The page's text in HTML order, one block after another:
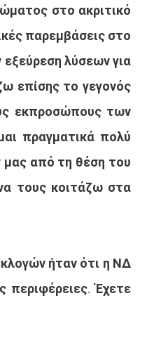
στο ακριτικό
παρεμβάσεις στο
λύσεων για
επίσης το γεγονός
εκπροσώπους των
πραγματικά πολύ
από τη θέση του
τους κοιτάζω στα
ήταν ότι η ΝΔ
περιφέρειες. Έχετε